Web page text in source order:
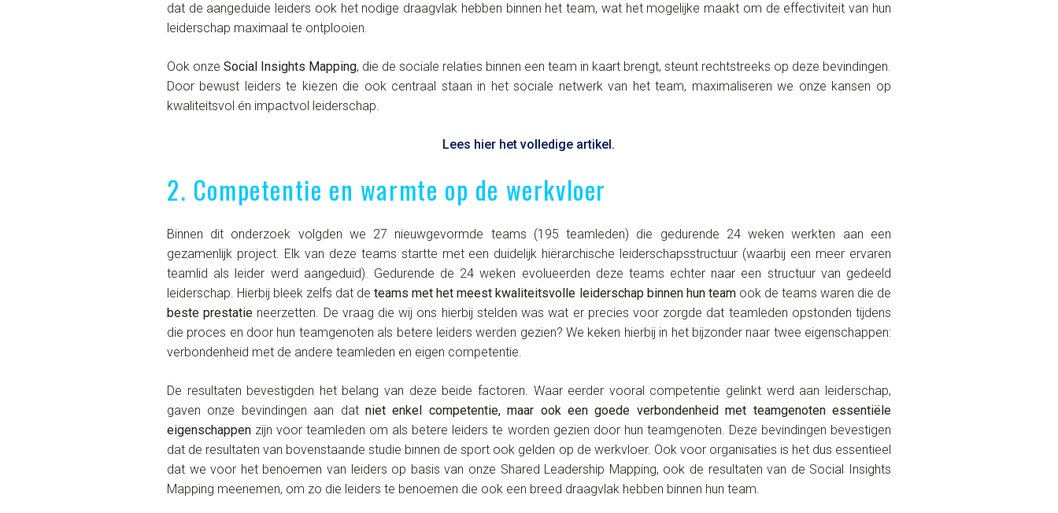
dat de aangeduide leiders ook het nodige draagvlak hebben binnen het team, wat het mogelijke maakt om de effectiviteit van hun
leiderschap maximaal te ontplooien.
Ook onze Social Insights Mapping, die de sociale relaties binnen een team in kaart brengt, steunt rechtstreeks op deze bevindingen.
Door bewust leiders te kiezen die ook centraal staan in het sociale netwerk van het team, maximaliseren we onze kansen op
kwaliteitsvol én impactvol leiderschap.
Lees hier het volledige artikel.
2. Competentie en warmte op de werkvloer
Binnen dit onderzoek volgden we 27 nieuwgevormde teams (195 teamleden) die gedurende 24 weken werkten aan een
gezamenlijk project. Elk van deze teams startte met een duidelijk hiërarchische leiderschapsstructuur (waarbij een meer ervaren
teamlid als leider werd aangeduid). Gedurende de 24 weken evolueerden deze teams echter naar een structuur van gedeeld
leiderschap. Hierbij bleek zelfs dat deteams met het meest kwaliteitsvolle leiderschap binnen hun teamook de teams waren die de
beste prestatie neerzetten. De vraag die wij ons hierbij stelden was wat er precies voor zorgde dat teamleden opstonden tijdens
die proces en door hun teamgenoten als betere leiders werden gezien? We keken hierbij in het bijzonder naar twee eigenschappen:
verbondenheid met de andere teamleden en eigen competentie.
De resultaten bevestigden het belang van deze beide factoren. Waar eerder vooral competentie gelinkt werd aan leiderschap,
gaven onze bevindingen aan dat niet enkel competentie, maar ook een goede verbondenheid met teamgenoten essentiële
eigenschappen zijn voor teamleden om als betere leiders te worden gezien door hun teamgenoten. Deze bevindingen bevestigen
dat de resultaten van bovenstaande studie binnen de sport ook gelden op de werkvloer. Ook voor organisaties is het dus essentieel
dat we voor het benoemen van leiders op basis van onze Shared Leadership Mapping, ook de resultaten van de Social Insights
Mapping meenemen, om zo die leiders te benoemen die ook een breed draagvlak hebben binnen hun team.